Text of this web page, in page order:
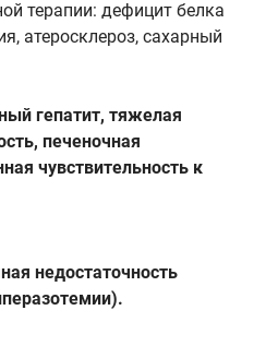
терапии: дефицит белка
атеросклероз, сахарный
гепатит, тяжелая
печеночная
чувствительность к
недостаточность